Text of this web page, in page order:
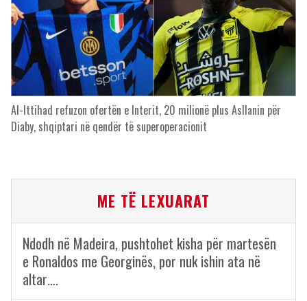
Al-Ittihad refuzon ofertën e Interit, 20 milionë plus Asllanin për
Diaby, shqiptari në qendër të superoperacionit
ME TË LEXUARAT
Ndodh në Madeira, pushtohet kisha për martesën
e Ronaldos me Georginës, por nuk ishin ata në
altar….